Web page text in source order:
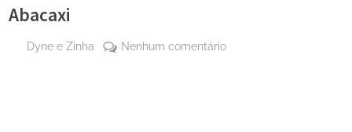
Abacaxi
By
Dyne e Zinha Nenhum comentárioem